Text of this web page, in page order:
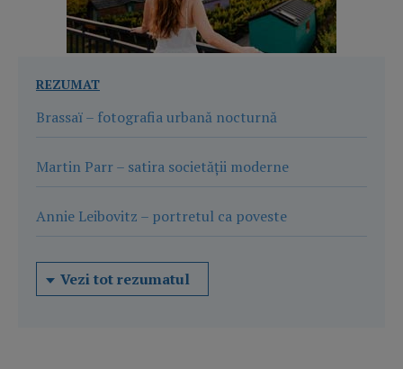
REZUMAT
Brassaï – fotografia urbană nocturnă
Martin Parr – satira societății moderne
Annie Leibovitz – portretul ca poveste
Vezi tot rezumatul